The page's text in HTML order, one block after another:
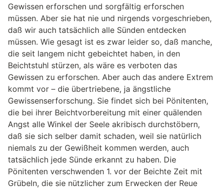
Gewissen erforschen und sorgfältig erforschen
müssen. Aber sie hat nie und nirgends vorgeschrieben,
daß wir auch tatsächlich alle Sünden entdecken
müssen. Wie gesagt ist es zwar leider so, daß manche,
die seit langem nicht gebeichtet haben, in den
Beichtstuhl stürzen, als wäre es verboten das
Gewissen zu erforschen. Aber auch das andere Extrem
kommt vor – die übertriebene, ja ängstliche
Gewissenserforschung. Sie findet sich bei Pönitenten,
die bei ihrer Beichtvorbereitung mit einer quälenden
Angst alle Winkel der Seele akribisch durchstöbern,
daß sie sich selber damit schaden, weil sie natürlich
niemals zu der Gewißheit kommen werden, auch
tatsächlich jede Sünde erkannt zu haben. Die
Pönitenten verschwenden 1. vor der Beichte Zeit mit
Grübeln, die sie nützlicher zum Erwecken der Reue